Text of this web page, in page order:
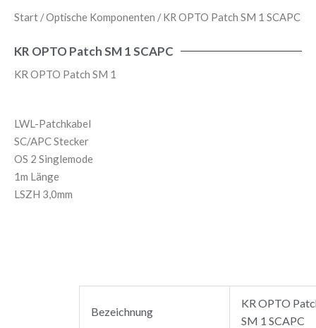
Start /Optische Komponenten / KR OPTO Patch SM 1 SCAPC
KR OPTO Patch SM 1 SCAPC
KR OPTO Patch SM 1
LWL-Patchkabel
SC/APC Stecker
OS 2 Singlemode
1m Länge
LSZH 3,0mm
Bezeichnung
KR OPTO
SM 1 SCAPC